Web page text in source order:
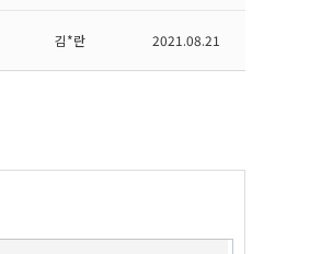
김*란 2021.08.21